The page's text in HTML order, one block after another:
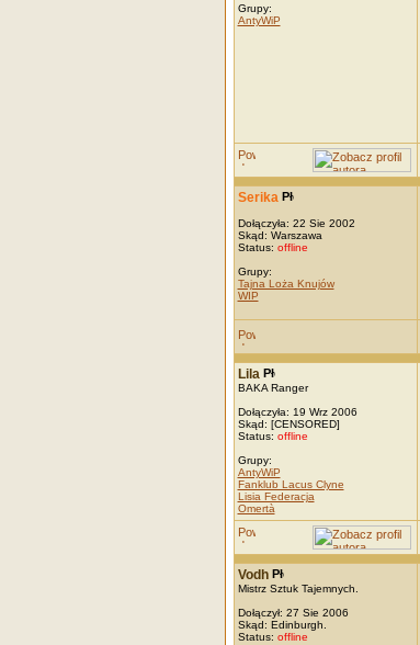
Grupy:
AntyWiP
Serika
Dołączyła: 22 Sie 2002
Skąd: Warszawa
Status: offline
Grupy:
Tajna Loża Knujów
WIP
Lila
BAKA Ranger
Dołączyła: 19 Wrz 2006
Skąd: [CENSORED]
Status: offline
Grupy:
AntyWiP
Fanklub Lacus Clyne
Lisia Federacja
Omertà
Vodh
Mistrz Sztuk Tajemnych.
Dołączył: 27 Sie 2006
Skąd: Edinburgh.
Status: offline